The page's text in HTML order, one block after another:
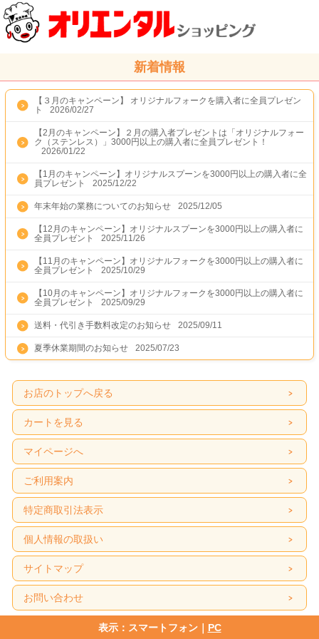
新着情報
【３月のキャンペーン】 オリジナルフォークを購入者に全員プレゼン
ト
2026/02/27
【2月のキャンペーン】２月の購入者プレゼントは「オリジナルフォー
ク（ステンレス）」3000円以上の購入者に全員プレゼント！
2026/01/22
【1月のキャンペーン】オリジナルスプーンを3000円以上の購入者に全
員プレゼント
2025/12/22
年末年始の業務についてのお知らせ 2025/12/05
【12月のキャンペーン】オリジナルスプーンを3000円以上の購入者に
全員プレゼント
2025/11/26
【11月のキャンペーン】オリジナルフォークを3000円以上の購入者に
全員プレゼント
2025/10/29
【10月のキャンペーン】オリジナルフォークを3000円以上の購入者に
全員プレゼント
2025/09/29
送料・代引き手数料改定のお知らせ 2025/09/11
夏季休業期間のお知らせ 2025/07/23
お店のトップへ戻る
カートを見る
マイページへ
ご利用案内
特定商取引法表示
個人情報の取扱い
サイトマップ
お問い合わせ
表示：スマートフォン｜ PC